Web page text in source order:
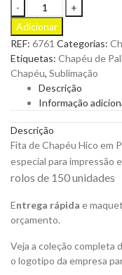
de
Chapéu
Hico
em
Poliéster
para
Sublimação
Personalizar
quantity
Adicionar
REF: 6761 Categorias:
Etiquetas: Chapéu de
Chapéu, Sublimação
Descrição
Informação
Descrição
Fita de Chapéu Hico em
especial para impressão
rolos de 150 unidades
Entrega rápida e
orçamento.
Veja a coleção completa
o logotipo da empresa